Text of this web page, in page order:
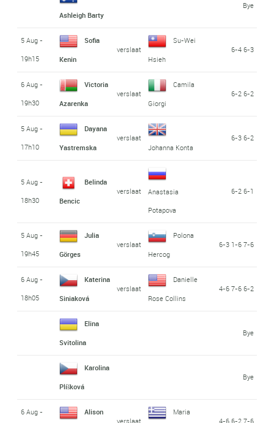
Ashleigh Barty
Bye
5 Aug -
19h15
Sofia
Kenin
verslaat
Su-Wei
Hsieh
6-4 6-3
6 Aug -
19h30
Victoria
Azarenka
verslaat
Camila
Giorgi
6-2 6-2
5 Aug -
17h10
Dayana
Yastremska
verslaat
Johanna Konta
6-3 6-2
5 Aug -
18h30
Belinda
Bencic
verslaat
Anastasia
Potapova
6-2 6-1
5 Aug -
19h45
Julia
Görges
verslaat
Polona
Hercog
6-3 1-6 7-6
6 Aug -
18h05
Katerina
Siniaková
verslaat
Danielle
Rose Collins
4-6 7-6 6-2
Elina
Svitolina
Bye
Karolina
Plíšková
Bye
6 Aug -
Alison
verslaat
Maria
4-6 6-2 7-6